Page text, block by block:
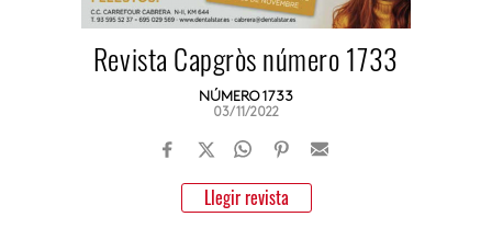
Revista Capgròs número 1733
NÚMERO 1733
03/11/2022
Llegir revista